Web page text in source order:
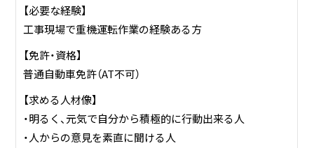
【必要な経験】
工事現場で重機運転作業の経験ある方
【免許・資格】
普通自動車免許（AT不可）
【求める人材像】
・明るく、元気で自分から積極的に行動出来る人
・人からの意見を素直に聞ける人